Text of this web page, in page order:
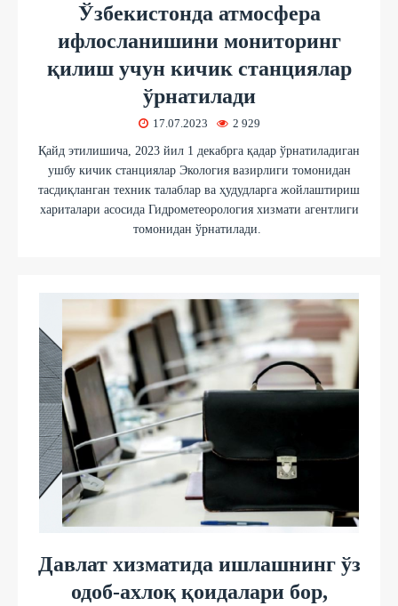
Ўзбекистонда атмосфера
ифлосланишини мониторинг
қилиш учун кичик станциялар
ўрнатилади
17.07.2023 2 929
Қайд этилишича, 2023 йил 1 декабрга қадар ўрнатиладиган
ушбу кичик станциялар Экология вазирлиги томонидан
тасдиқланган техник талаблар ва ҳудудларга жойлаштириш
хариталари асосида Гидрометеорология хизмати агентлиги
томонидан ўрнатилади.
Давлат хизматида ишлашнинг ўз
одоб-ахлоқ қоидалари бор,